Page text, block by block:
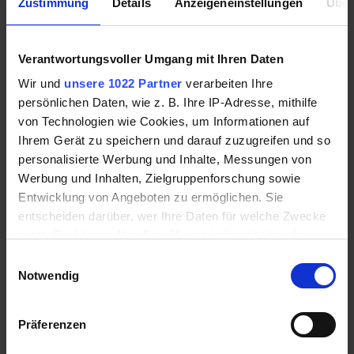
Verantwortungsvoller Umgang mit Ihren Daten
Wir und unsere 1022 Partner verarbeiten Ihre
persönlichen Daten, wie z. B. Ihre IP-Adresse, mithilfe
von Technologien wie Cookies, um Informationen auf
Ihrem Gerät zu speichern und darauf zuzugreifen und so
personalisierte Werbung und Inhalte, Messungen von
Werbung und Inhalten, Zielgruppenforschung sowie
Entwicklung von Angeboten zu ermöglichen. Sie
entscheiden darüber, wer Ihre Daten für welche Zwecke
Trigger Symbol ändern oder widerrufen
Informationen über Ihre geografische Lage
Notwendig
Präferenzen
Durch den Zusammenschluss mit Decimo
plant aifinyo, sein Angebot rund um das Thema
damit seinen Kunden einen weiteren Vorteil
bieten zu können.
Über aifinyo
aifinyo ist der zuverlässige Smart-Finance-
Partner für alle Wachstumsunternehmen,
Freiberufler*innen und Gründer*innen, die
schnell und unkompliziert Liquidität benötigen.
Plattform für intelligente
Forderungsmanagement. So unterstützt